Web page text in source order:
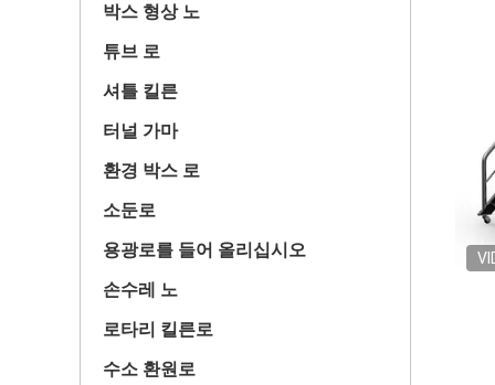
박스 형상 노
튜브 로
셔틀 킬른
터널 가마
환경 박스 로
소둔로
용광로를 들어 올리십시오
손수레 노
로타리 킬른로
수소 환원로